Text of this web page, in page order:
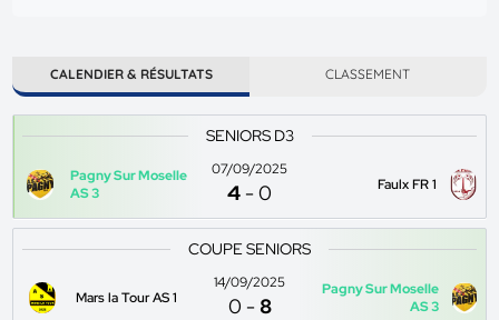
CALENDIER & RÉSULTATS CLASSEMENT
SENIORS D3
Pagny Sur Moselle
AS 3
07/09/2025
4 -0 Faulx FR 1
COUPE SENIORS
Mars la Tour AS 1
14/09/2025
0 -8
Pagny Sur Moselle
AS 3